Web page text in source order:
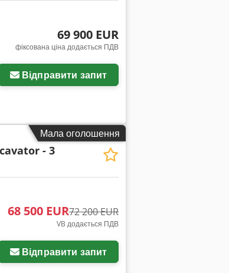
69 900 EUR
фіксована ціна додається ПДВ
Відправити запит
Мала оголошення
- 3
68 500 EUR72 200 EUR
VB додається ПДВ
Відправити запит